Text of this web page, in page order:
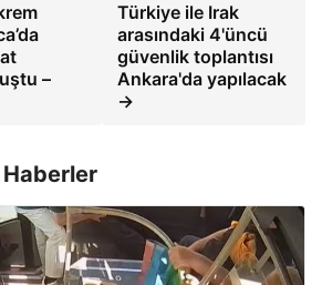
–
Türkiye ile Irak
arasındaki 4'üncü
güvenlik toplantısı
Ankara'da yapılacak
→